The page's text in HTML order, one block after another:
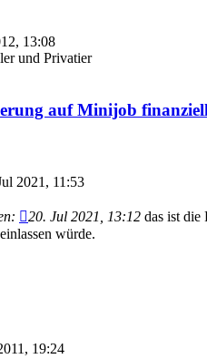
13:08
und Privatier
auf Minijob finanziell
2021, 11:53
20. Jul 2021, 13:12 das ist die
würde.
19:24